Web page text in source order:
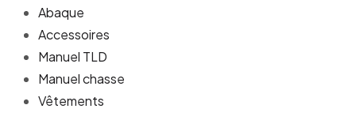
Abaque
Accessoires
Manuel TLD
Manuel chasse
Vêtements